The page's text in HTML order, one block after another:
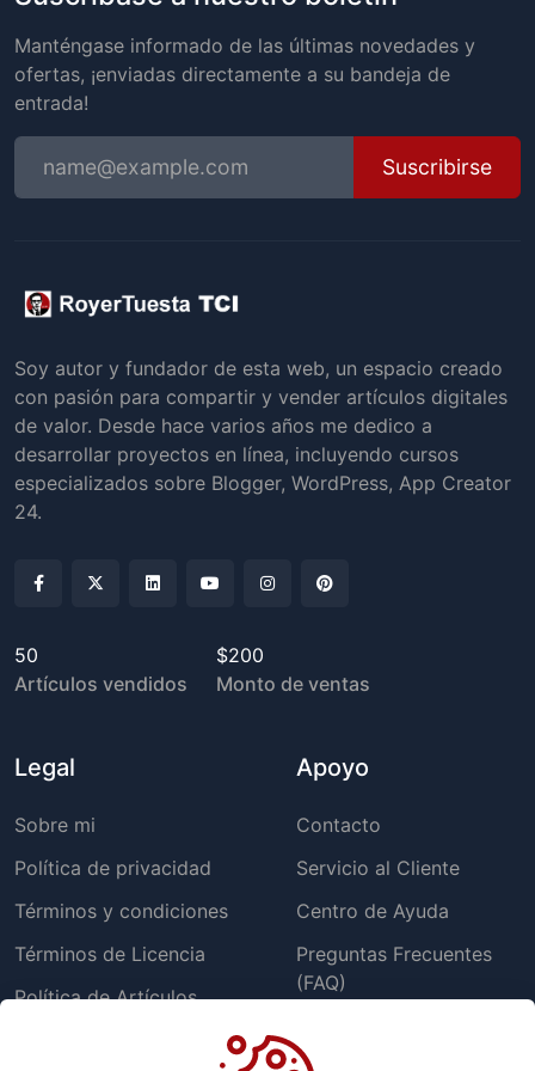
Manténgase informado de las últimas novedades y
ofertas, ¡enviadas directamente a su bandeja de
entrada!
Suscribirse
Soy autor y fundador de esta web, un espacio creado
con pasión para compartir y vender artículos digitales
de valor. Desde hace varios años me dedico a
desarrollar proyectos en línea, incluyendo cursos
especializados sobre Blogger, WordPress, App Creator
24.
50
Artículos vendidos
$200
Monto de ventas
Legal
Sobre mi
Política de privacidad
Términos y condiciones
Términos de Licencia
Política de Artículos
Apoyo
Contacto
Servicio al Cliente
Centro de Ayuda
Preguntas Frecuentes
(FAQ)